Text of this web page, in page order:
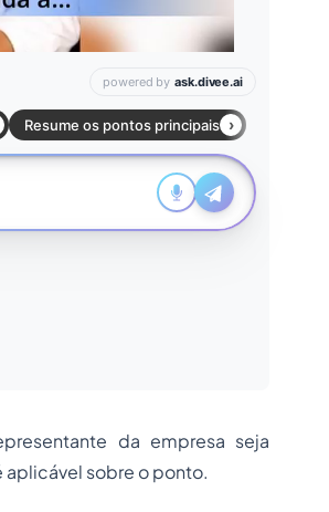
da empresa seja
aplicável sobre o ponto.